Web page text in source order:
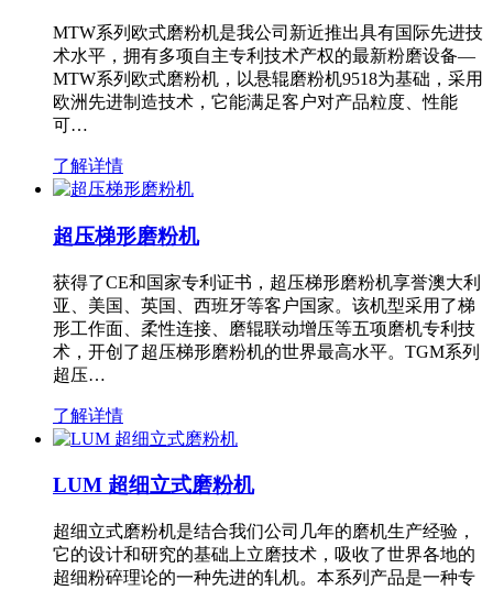
MTW系列欧式磨粉机是我公司新近推出具有国际先进技
术水平，拥有多项自主专利技术产权的最新粉磨设备—
MTW系列欧式磨粉机，以悬辊磨粉机9518为基础，采用
欧洲先进制造技术，它能满足客户对产品粒度、性能
可…
了解详情
超压梯形磨粉机
获得了CE和国家专利证书，超压梯形磨粉机享誉澳大利
亚、美国、英国、西班牙等客户国家。该机型采用了梯
形工作面、柔性连接、磨辊联动增压等五项磨机专利技
术，开创了超压梯形磨粉机的世界最高水平。TGM系列
超压…
了解详情
LUM 超细立式磨粉机
超细立式磨粉机是结合我们公司几年的磨机生产经验，
它的设计和研究的基础上立磨技术，吸收了世界各地的
超细粉碎理论的一种先进的轧机。本系列产品是一种专